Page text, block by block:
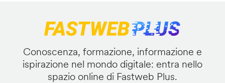
Conoscenza, formazione, informazione e
ispirazione nel mondo digitale: entra nello
spazio online di Fastweb Plus.